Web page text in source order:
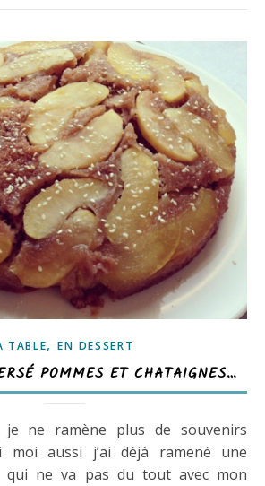
TABLE,EN DESSERT
POMMES ET CHATAIGNES…
moi aussi j’ai déjà ramené une
qui ne va pas du tout avec mon